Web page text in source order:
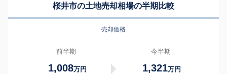
桜井市の土地売却相場の半期比較
売却価格
前半期
1,008万円
今半期
1,321万円